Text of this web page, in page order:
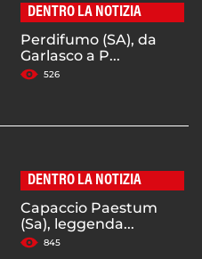
DENTRO LA NOTIZIA
Perdifumo (SA), da
Garlasco a P...
526
DENTRO LA NOTIZIA
Capaccio Paestum
(Sa), leggenda...
845